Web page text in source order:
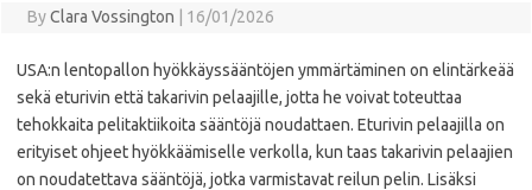
ByClara Vossington 16/01/2026
USA:n lentopallon hyökkäyssääntöjen ymmärtäminen on elintärkeää
sekä eturivin että takarivin pelaajille, jotta he voivat toteuttaa
tehokkaita pelitaktiikoita sääntöjä noudattaen. Eturivin pelaajilla on
erityiset ohjeet hyökkäämiselle verkolla, kun taas takarivin pelaajien
on noudatettava sääntöjä, jotka varmistavat reilun pelin. Lisäksi